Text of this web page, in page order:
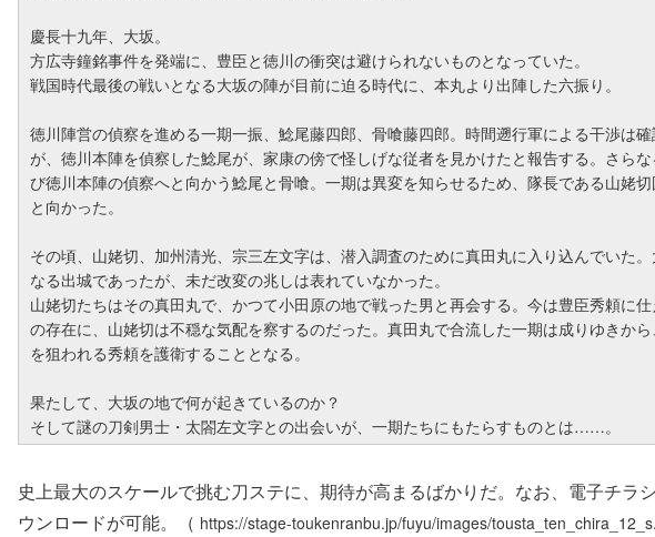
慶長十九年、大坂。
方広寺鐘銘事件を発端に、豊臣と徳川の衝突は避けられないものとなっていた。
戦国時代最後の戦いとなる大坂の陣が目前に迫る時代に、本丸より出陣した六振り。
徳川陣営の偵察を進める一期一振、鯰尾藤四郎、骨喰藤四郎。時間遡行軍による干渉は
が、徳川本陣を偵察した鯰尾が、家康の傍で怪しげな従者を見かけたと報告する。さら
び徳川本陣の偵察へと向かう鯰尾と骨喰。一期は異変を知らせるため、隊長である山姥
と向かった。
その頃、山姥切、加州清光、宗三左文字は、潜入調査のために真田丸に入り込んでいた
なる出城であったが、未だ改変の兆しは表れていなかった。
山姥切たちはその真田丸で、かつて小田原の地で戦った男と再会する。今は豊臣秀頼に
の存在に、山姥切は不穏な気配を察するのだった。真田丸で合流した一期は成りゆきか
を狙われる秀頼を護衛することとなる。
果たして、大坂の地で何が起きているのか？
そして謎の刀剣男士・太閤左文字との出会いが、一期たちにもたらすものとは……。
史上最大のスケールで挑む刀ステに、期待が高まるばかりだ。なお、電子チラ
ウンロードが可能。（ https://stage-toukenranbu.jp/fuyu/images/